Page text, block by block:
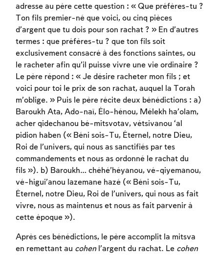
adresse au père cette question : « Que préfères-tu ?
Ton fils premier-né que voici, ou cinq pièces
d’argent que tu dois pour son rachat ? » En d’autres
termes : que préfères-tu ? que ton fils soit
exclusivement consacré à des fonctions saintes, ou
le racheter afin qu’il puisse vivre une vie ordinaire ?
Le père répond : « Je désire racheter mon fils ; et
voici pour toi le prix de son rachat, auquel la Torah
m’oblige. » Puis le père récite deux bénédictions : a)
Baroukh Ata, Ado-naï, Élo-hénou, Mélekh ha’olam,
acher qidechanou bé-mitsvotav, vétsivanou ‘al
pidion haben (« Béni sois-Tu, Éternel, notre Dieu,
Roi de l’univers, qui nous as sanctifiés par tes
commandements et nous as ordonné le rachat du
fils »). b) Baroukh… chéhé’héyanou, vé-qiyemanou,
vé-higui’anou lazemane hazé (« Béni sois-Tu,
Éternel, notre Dieu, Roi de l’univers, qui nous as fait
vivre, nous as maintenus et nous as fait parvenir à
cette époque »).
Après ces bénédictions, le père accomplit la mitsva
en remettant au cohen l’argent du rachat. Le cohen
Inscription requise